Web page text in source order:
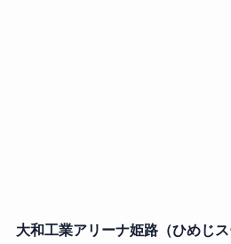
大和工業アリーナ姫路（ひめじ